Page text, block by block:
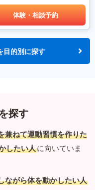
体験・相談予約
目的別に探す
探す
兼ねて運動習慣を作りた
したい人に向いていま
ながら体を動かしたい人